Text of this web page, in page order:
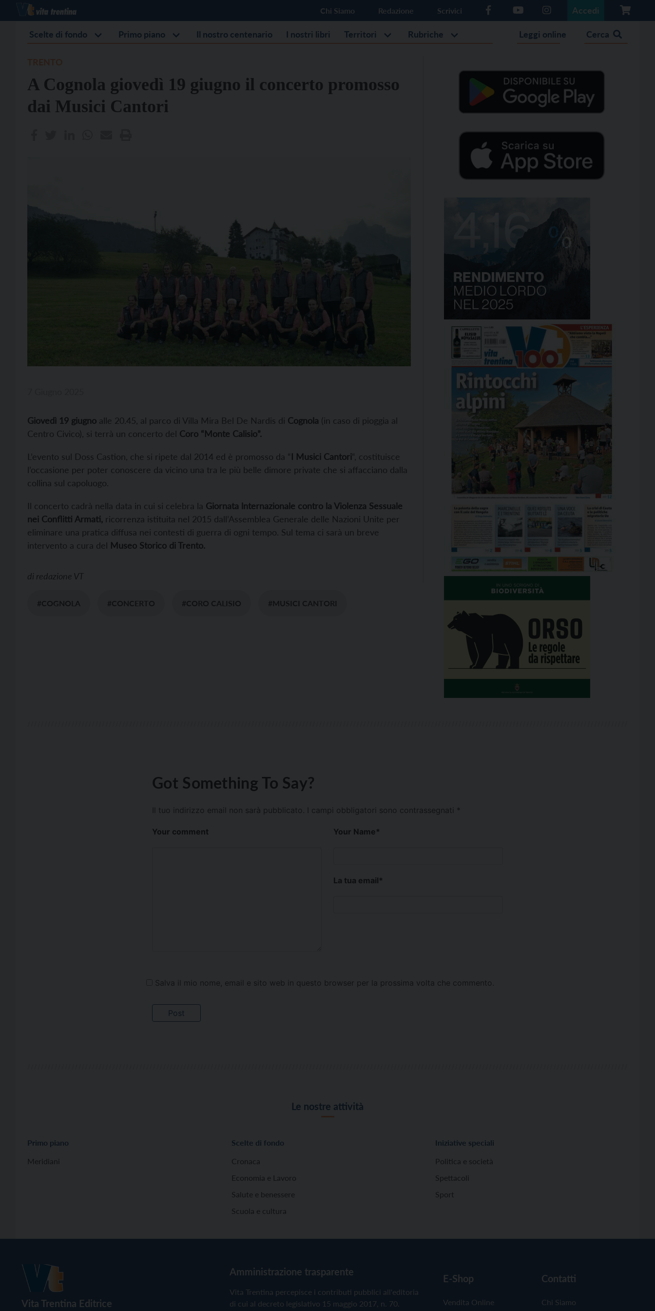
Chi Siamo Redazione Scrivici Accedi
Scelte di fondo Primo piano Il nostro centenario I nostri libri Territori Rubriche Leggi online Cerca
A Cognola giovedì 19 giugno il concerto promosso
dai Musici Cantori
Giovedì 19 giugno alle 20.45, al parco di Villa Mira Bel De Nardis di Cognola (in caso di pioggia al
Centro Civico), si terrà un concerto del Coro “Monte Calisio”.
L’evento sul Doss Castion, che si ripete dal 2014 ed è promosso da “I Musici Cantori“, costituisce
l’occasione per poter conoscere da vicino una tra le più belle dimore private che si affacciano dalla
collina sul capoluogo.
Il concerto cadrà nella data in cui si celebra la Giornata lnternazionale contro la Violenza Sessuale
nei Conflitti Armati, ricorrenza istituita nel 2015 dall’Assemblea Generale delle Nazioni Unite per
eliminare una pratica diffusa nei contesti di guerra di ogni tempo. Sul tema ci sarà un breve
intervento a cura del Museo Storico di Trento.
di redazione VT
#COGNOLA #CONCERTO #CORO CALISIO #MUSICI CANTORI
Got Something To Say?
Il tuo indirizzo email non sarà pubblicato. I campi obbligatori sono contrassegnati *
Your comment Your Name*
La tua email*
Salva il mio nome, email e sito web in questo browser per la prossima volta che commento.
Le nostre attività
Primo piano
Meridiani
Scelte di fondo
Cronaca
Economia e Lavoro
Salute e benessere
Scuola e cultura
Iniziative speciali
Politica e società
Spettacoli
Sport
Vita Trentina Editrice
Amministrazione trasparente
Vita Trentina percepisce i contributi pubblici all'editoria
di cui al decreto legislativo 15 maggio 2017, n. 70.
E-Shop
Vendita Online
Contatti
Chi Siamo